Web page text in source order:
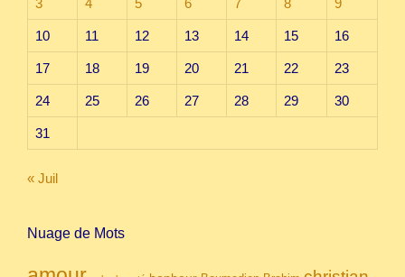
10 11 12 13 14 15 16
17 18 19 20 21 22 23
24 25 26 27 28 29 30
31
« Juil
Nuage de Mots